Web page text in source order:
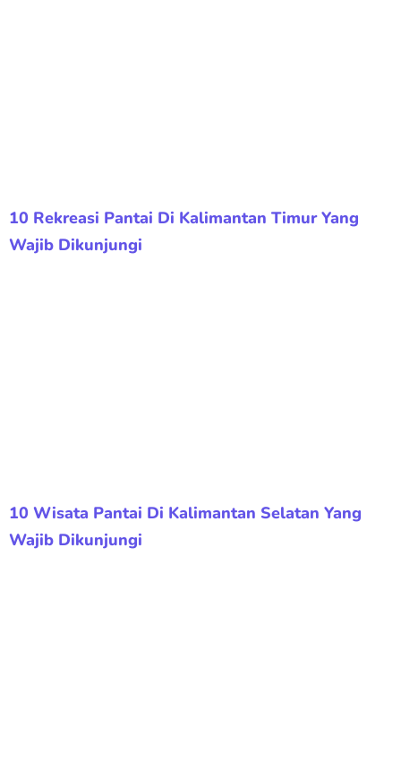
10 Rekreasi Pantai Di Kalimantan Timur Yang
Wajib Dikunjungi
10 Wisata Pantai Di Kalimantan Selatan Yang
Wajib Dikunjungi